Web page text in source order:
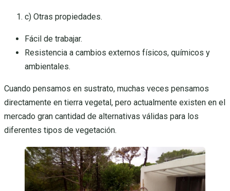
c) Otras propiedades.
Fácil de trabajar.
Resistencia a cambios externos físicos, químicos y
ambientales.
Cuando pensamos en sustrato, muchas veces pensamos
directamente en tierra vegetal, pero actualmente existen en el
mercado gran cantidad de alternativas válidas para los
diferentes tipos de vegetación.